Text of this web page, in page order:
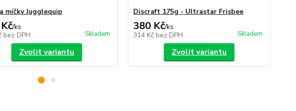
míčky Jugglequip
/ks
bez DPH Skladem
Zvolit variantu
Discraft 175g - Ultrastar Frisbee
380 Kč/ks
314 Kč bez DPH Skladem
Zvolit variantu